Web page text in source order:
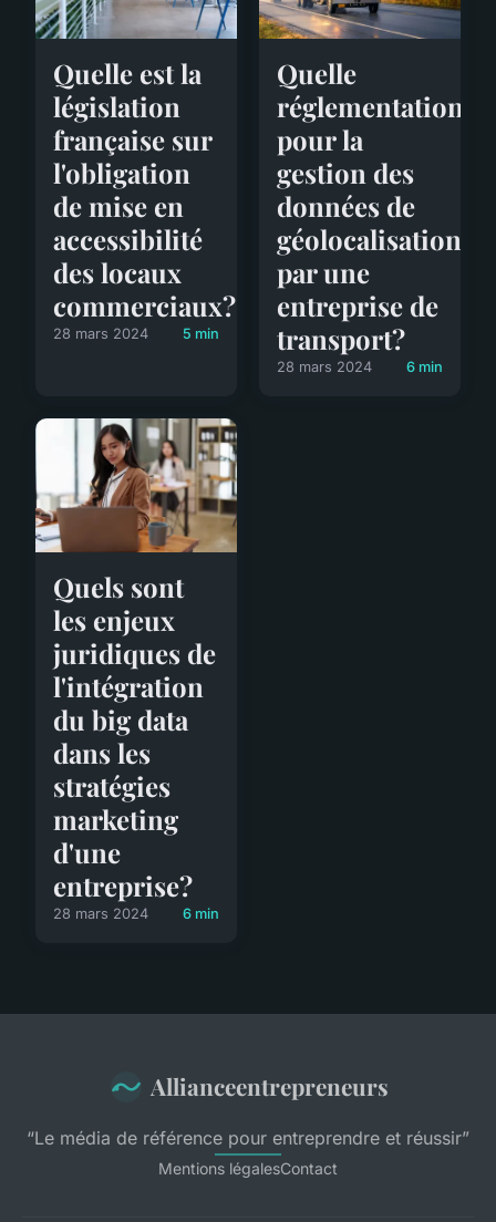
Quelle est la
législation
française sur
l'obligation
de mise en
accessibilité
des locaux
commerciaux?
28 mars 2024 5 min
Quelle
réglementation
pour la
gestion des
données de
géolocalisation
par une
entreprise de
transport?
28 mars 2024 6 min
Quels sont
les enjeux
juridiques de
l'intégration
du big data
dans les
stratégies
marketing
d'une
entreprise?
28 mars 2024 6 min
Allianceentrepreneurs
“Le média de référence pour entreprendre et réussir”
Mentions légalesContact